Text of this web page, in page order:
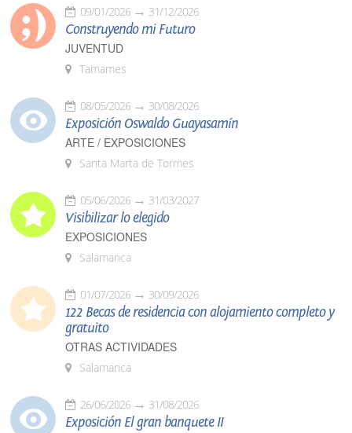
09/01/2026 31/12/2026
Construyendo mi Futuro
JUVENTUD
Tamames
08/05/2026 30/08/2026
Exposición Oswaldo Guayasamín
ARTE / EXPOSICIONES
Santa Marta de Tormes
05/06/2026 31/03/2027
Visibilizar lo elegido
EXPOSICIONES
Salamanca
01/07/2026 30/09/2026
122 Becas de residencia con alojamiento completo y
gratuito
OTRAS ACTIVIDADES
Salamanca
26/06/2026 31/08/2026
Exposición El gran banquete II